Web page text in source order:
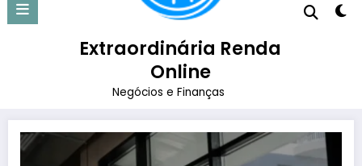
Extraordinária Renda
Online
Negócios e Finanças
preço
Página inicial academia perto de mim preço